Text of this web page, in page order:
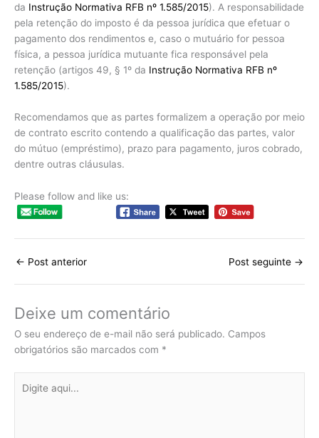
da Instrução Normativa RFB nº 1.585/2015). A responsabilidade
pela retenção do imposto é da pessoa jurídica que efetuar o
pagamento dos rendimentos e, caso o mutuário for pessoa
física, a pessoa jurídica mutuante fica responsável pela
retenção (artigos 49, § 1º da Instrução Normativa RFB nº
1.585/2015).
Recomendamos que as partes formalizem a operação por meio
de contrato escrito contendo a qualificação das partes, valor
do mútuo (empréstimo), prazo para pagamento, juros cobrado,
dentre outras cláusulas.
Please follow and like us:
← Post anterior Post seguinte →
Deixe um comentário
O seu endereço de e-mail não será publicado. Campos
obrigatórios são marcados com *
aqui...